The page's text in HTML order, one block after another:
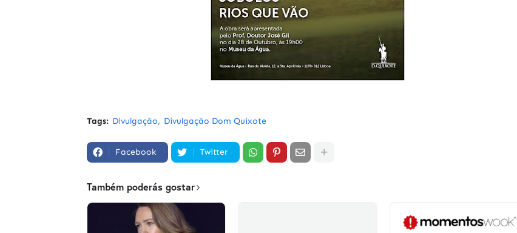
Tags: Divulgação Divulgação Dom Quixote
Facebook Twitter
Também poderás gostar